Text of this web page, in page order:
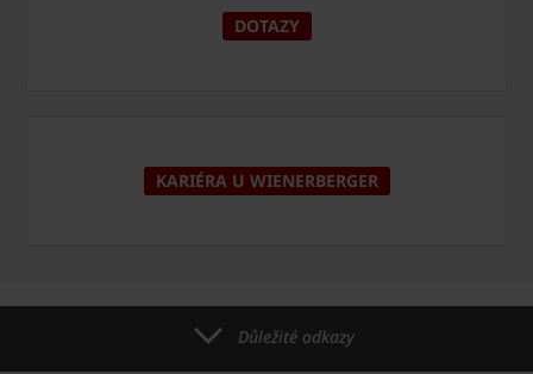
DOTAZY
KARIÉRA U WIENERBERGER
Důležité odkazy